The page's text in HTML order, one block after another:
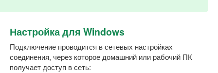
Настройка для Windows
Подключение проводится в сетевых настройках
соединения, через которое домашний или рабочий ПК
получает доступ в сеть: